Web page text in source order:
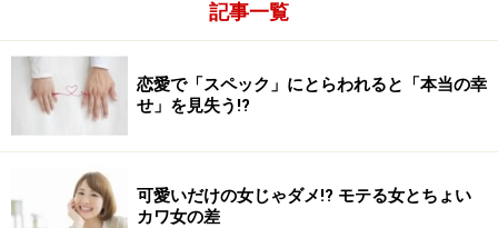
記事一覧
恋愛で「スペック」にとらわれると「本当の幸
せ」を見失う!?
可愛いだけの女じゃダメ!? モテる女とちょい
カワ女の差